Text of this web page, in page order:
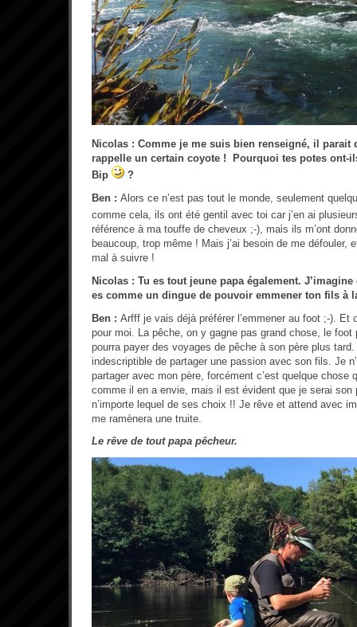
Nicolas : Comme je me suis bien renseigné, il parait
rappelle un certain coyote ! Pourquoi tes potes ont-
Bip
?
Ben : Alors ce n’est pas tout le monde, seulement
comme cela, ils ont été gentil avec toi car j’en ai
référence à ma touffe de cheveux ;-), mais ils m’ont
beaucoup, trop même ! Mais j’ai besoin de me défouler,
mal à suivre !
Nicolas : Tu es tout jeune papa également.
es comme un dingue de pouvoir emmener ton fils à
Ben : Arfff je vais déjà préférer l’emmener au foot ;-). Et
pour moi. La pêche, on y gagne pas grand chose, le
pourra payer des voyages de pêche à son père plus
indescriptible de partager une passion avec son fils. Je
partager avec mon père, forcément c’est quelque
comme il en a envie, mais il est évident que je serai son
n’importe lequel de ses choix !! Je rêve et attend avec
me ramènera une truite.
Le rêve de tout papa pêcheur.